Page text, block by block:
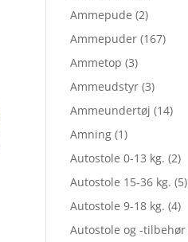
Ammepude (2)
Ammepuder (167)
Ammetop (3)
Ammeudstyr (3)
Ammeundertøj (14)
Amning (1)
Autostole 0-13 kg. (2)
Autostole 15-36 kg. (5)
Autostole 9-18 kg. (4)
Autostole og -tilbehør